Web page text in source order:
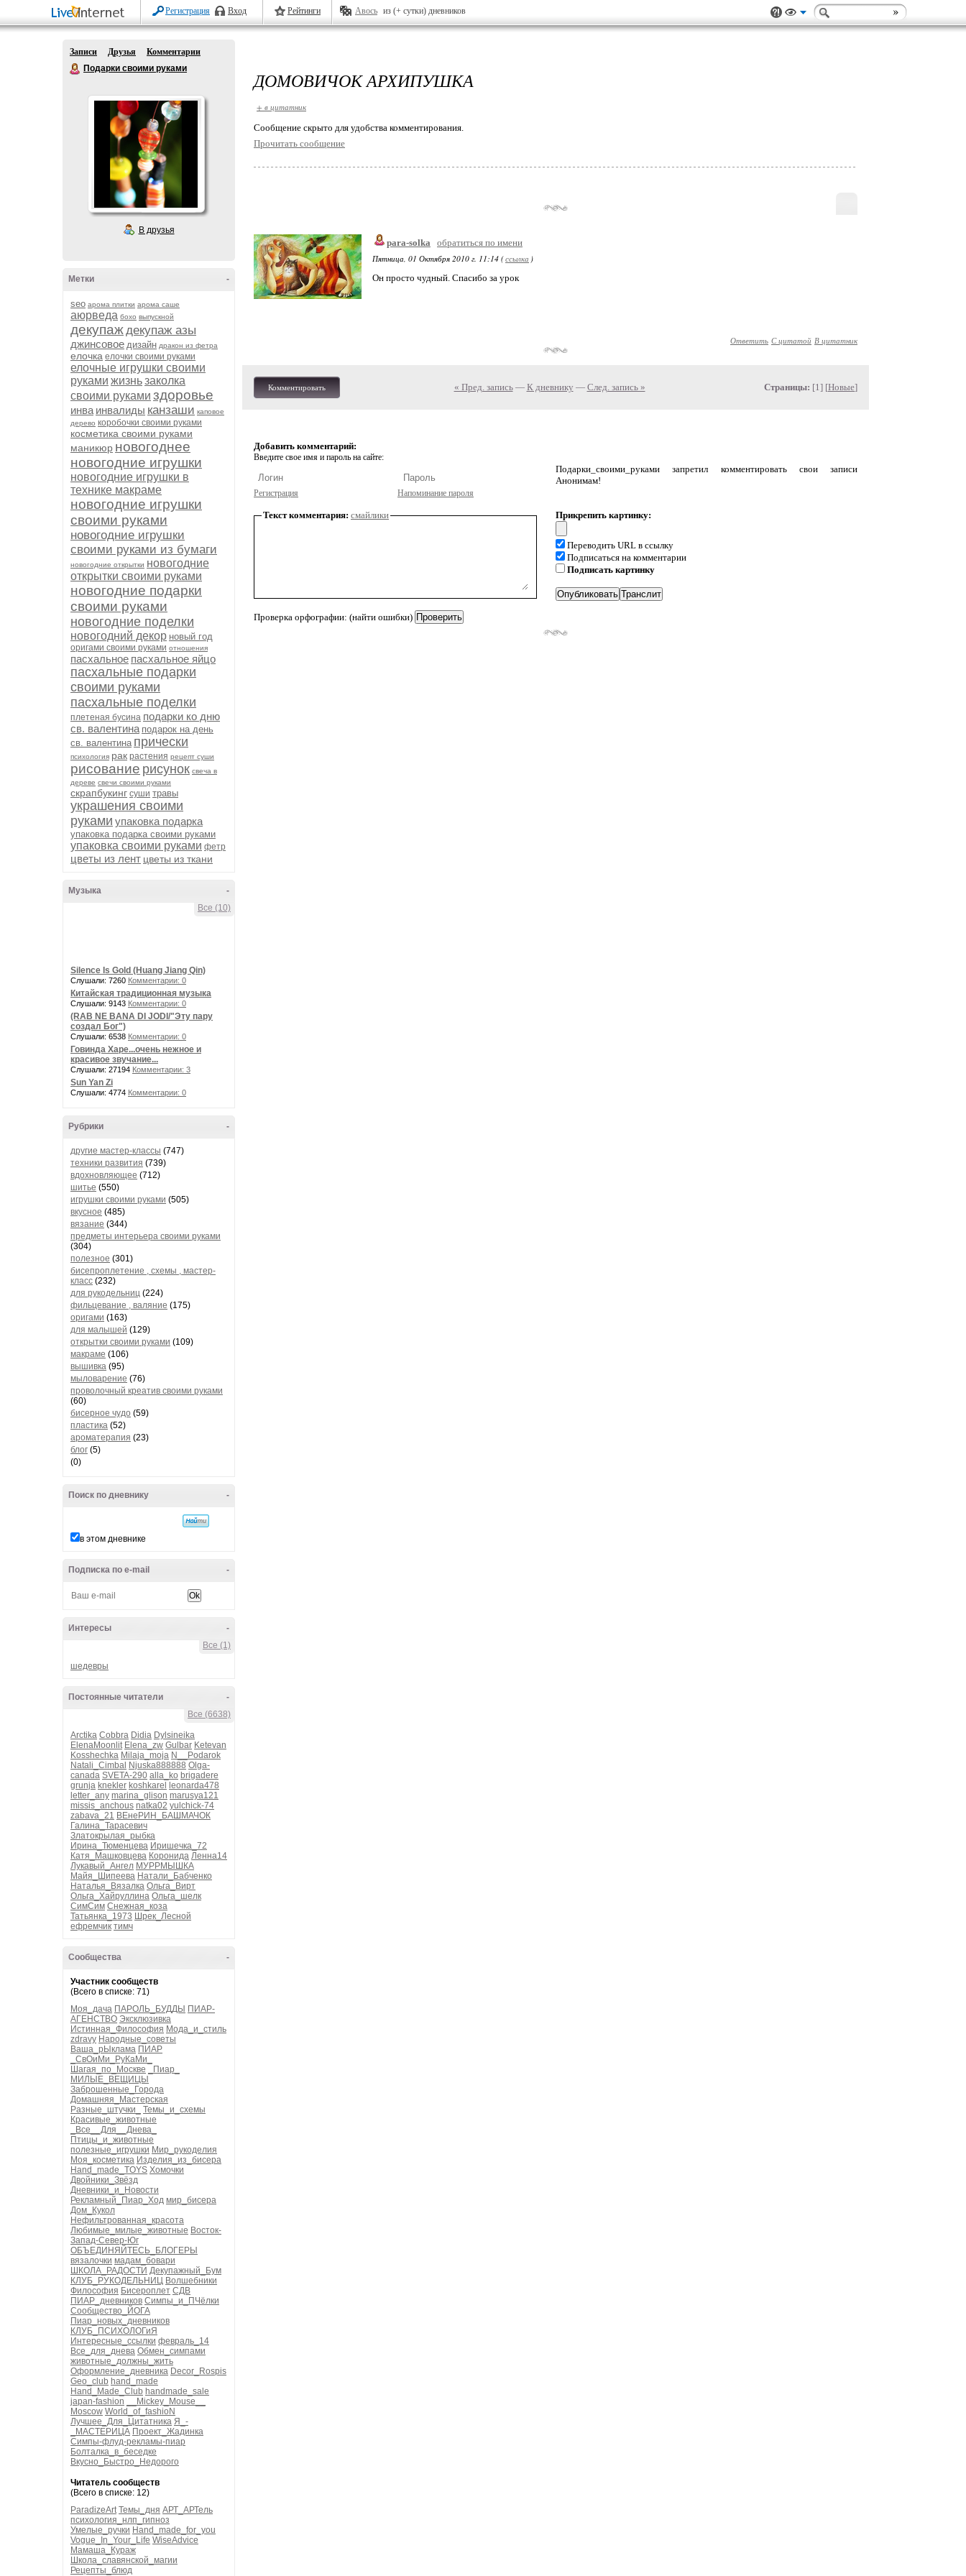
Регистрация Вход Рейтинги Авось из (+ сутки) дневников
Записи Друзья
Комментарии
Подарки своими руками
В друзья
-
Метки
seo арома плитки арома саше
аюрведа бохо выпускной
декупаждекупаж азы
джинсовое дизайн дракон из фетра
елочка елочки своими руками
елочные игрушки своими
руками жизньзаколка
своими руками здоровье
инва инвалиды канзаши каповое
дерево коробочки своими руками
косметика своими руками
маникюр новогоднее
новогодние игрушки
новогодние игрушки в
технике макраме
новогодние игрушки
своими руками
новогодние игрушки
своими руками из бумаги
новогодние открытки новогодние
открытки своими руками
новогодние подарки
своими руками
новогодние поделки
новогодний декор новый год
оригами своими руками отношения
пасхальное пасхальное яйцо
пасхальные подарки
своими руками
пасхальные поделки
плетеная бусина подарки ко дню
св. валентина подарок на день
св. валентина прически
психология рак растения рецепт суши
рисование рисунок свеча в
дереве свечи своими руками
скрапбукинг суши травы
украшения своими
руками упаковка подарка
упаковка подарка своими руками
упаковка своими руками фетр
цветы из лент цветы из ткани
-
Музыка
Все (10)
Silence Is Gold (Huang Jiang Qin)
Слушали: 7260 Комментарии: 0
Китайская традиционная музыка
Слушали: 9143 Комментарии: 0
(RAB NE BANA DI JODI/"Эту пару
создал Бог")
Слушали: 6538 Комментарии: 0
Говинда Харе...очень нежное и
красивое звучание...
Слушали: 27194 Комментарии: 3
Sun Yan Zi
Слушали: 4774 Комментарии: 0
-
Рубрики
другие мастер-классы (747)
техники развития (739)
вдохновляющее (712)
шитье (550)
игрушки своими руками (505)
вкусное (485)
вязание (344)
предметы интерьера своими руками
(304)
полезное (301)
бисепроплетение , схемы , мастер-
класс (232)
для рукодельниц (224)
фильцевание , валяние (175)
оригами (163)
для малышей (129)
открытки своими руками (109)
макраме (106)
вышивка (95)
мыловарение (76)
проволочный креатив своими руками
(60)
бисерное чудо (59)
пластика (52)
ароматерапия (23)
блог (5)
(0)
-
Поиск по дневнику
в этом дневнике
-
Подписка по e-mail
-
Интересы
Все (1)
шедевры
-
Постоянные читатели
Все (6638)
Arctika Cobbra Didia Dylsineika
ElenaMoonlit Elena_zw Gulbar Ketevan
Kosshechka Milaja_moja N__Podarok
Natali_Cimbal Njuska888888 Olga-
canada SVETA-290 alla_ko brigadere
grunja knekler koshkarel
leonarda478
letter_any marina_glison marusya121
missis_anchous natka02 yulchick-74
zabava_21 ВЕнеРИН_БАШМАЧОК
Галина_Тарасевич
Златокрылая_рыбка
Ирина_Тюменцева Иришечка_72
Катя_Машковцева Коронида Ленна14
Лукавый_Ангел МУРРМЫШКА
Майя_Шипеева Натали_Бабченко
Наталья_Вязалка Ольга_Вирт
Ольга_Хайруллина Ольга_шелк
СимСим Снежная_коза
Татьянка_1973 Шрек_Лесной
ефремчик тимч
-
Сообщества
Участник сообществ
(Всего в списке: 71)
Моя_дача ПАРОЛЬ_БУДДЫ ПИАР-
АГЕНСТВО Эксклюзивка
Истинная_Философия Мода_и_стиль
zdravy Народные_советы
Ваша_рЫклама ПИАР
_СвОиМи_РуКаМи_
Шагая_по_Москве
_Пиар_
МИЛЫЕ_ВЕЩИЦЫ
Заброшенные_Города
Домашняя_Мастерская
Разные_штучки_
Темы_и_схемы
Красивые_животные
_Все__Для__Днева_
Птицы_и_животные
полезные_игрушки Мир_рукоделия
Моя_косметика Изделия_из_бисера
Hand_made_TOYS Хомочки
Двойники_Звёзд
Дневники_и_Новости
Рекламный_Пиар_Ход мир_бисера
Дом_Кукол
Нефильтрованная_красота
Любимые_милые_животные Восток-
Запад-Север-Юг
ОБЪЕДИНЯЙТЕСЬ_БЛОГЕРЫ
вязалочки мадам_бовари
ШКОЛА_РАДОСТИ Декупажный_Бум
КЛУБ_РУКОДЕЛЬНИЦ Волшебники
Философия Бисероплет СДВ
ПИАР_дневников Симпы_и_ПЧёлки
Сообщество_ЙОГА
Пиар_новых_дневников
КЛУБ_ПСИХОЛОГиЯ
Интересные_ссылки февраль_14
Все_для_днева Обмен_симпами
животные_должны_жить
Оформление_дневника Decor_Rospis
Geo_club hand_made
Hand_Made_Club handmade_sale
japan-fashion
__Mickey_Mouse__
Moscow World_of_fashioN
Лучшее_Для_Цитатника Я_-
_МАСТЕРИЦА Проект_Жадинка
Симпы-флуд-рекламы-пиар
Болталка_в_беседке
Вкусно_Быстро_Недорого
Читатель сообществ
(Всего в списке: 12)
ParadizeArt Темы_дня АРТ_АРТель
психология_нлп_гипноз
Умелые_ручки Hand_made_for_you
Vogue_In_Your_Life WiseAdvice
Мамаша_Кураж
Школа_славянской_магии
Рецепты_блюд
ДОМОВИЧОК АРХИПУШКА
+ в цитатник
Cообщение скрыто для удобства комментирования.
Прочитать сообщение
para-solka
обратиться по имени
Пятница, 01 Октября 2010 г. 11:14 (ссылка )
Он просто чудный. Спасибо за урок
Ответить С цитатой В цитатник
Комментировать « Пред. запись— К дневнику — След. запись » Страницы: [1] [Новые]
Добавить комментарий:
Введите свое имя и пароль на сайте:
Регистрация Напоминание пароля
Подарки_своими_руками запретил комментировать свои записи
Анонимам!
Текст комментария: смайлики
Проверка орфографии: (найти ошибки)
Прикрепить картинку:
Переводить URL в ссылку
Подписаться на комментарии
Подписать картинку